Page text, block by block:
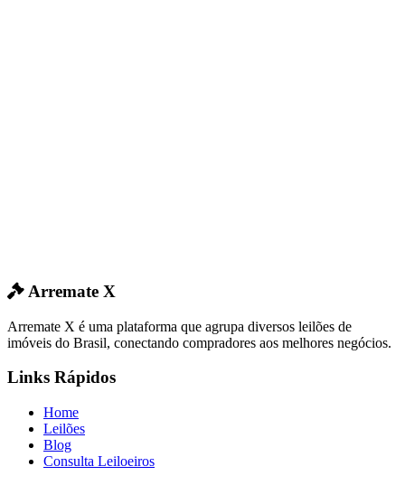
Arremate X
Arremate X é uma plataforma que agrupa diversos leilões de
imóveis do Brasil, conectando compradores aos melhores negócios.
Links Rápidos
Home
Leilões
Blog
Consulta Leiloeiros